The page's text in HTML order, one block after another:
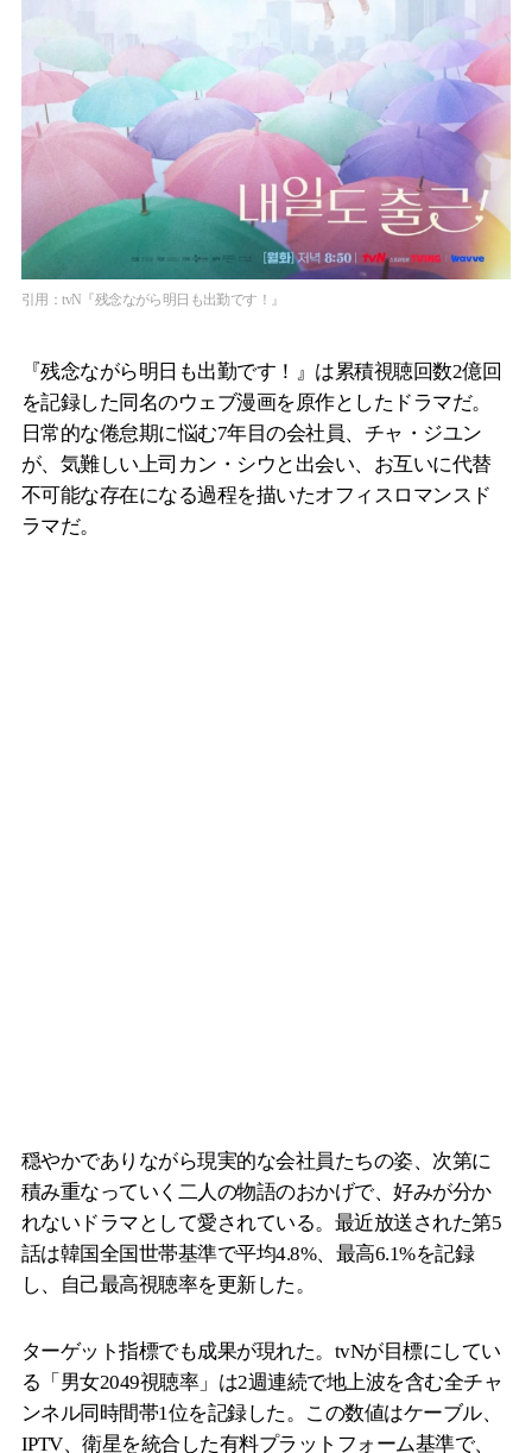
引用：tvN『残念ながら明日も出勤です！』
『残念ながら明日も出勤です！』は累積視聴回数2億回
を記録した同名のウェブ漫画を原作としたドラマだ。
日常的な倦怠期に悩む7年目の会社員、チャ・ジユン
が、気難しい上司カン・シウと出会い、お互いに代替
不可能な存在になる過程を描いたオフィスロマンスド
ラマだ。
穏やかでありながら現実的な会社員たちの姿、次第に
積み重なっていく二人の物語のおかげで、好みが分か
れないドラマとして愛されている。最近放送された第5
話は韓国全国世帯基準で平均4.8%、最高6.1%を記録
し、自己最高視聴率を更新した。
ターゲット指標でも成果が現れた。tvNが目標にしてい
る「男女2049視聴率」は2週連続で地上波を含む全チャ
ンネル同時間帯1位を記録した。この数値はケーブル、
IPTV、衛星を統合した有料プラットフォーム基準で、